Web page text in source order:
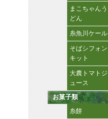
まこちゃんう
どん
糸魚川ケール
そばシフォン
キット
大農トマトジ
ュース
お菓子類
糸餅